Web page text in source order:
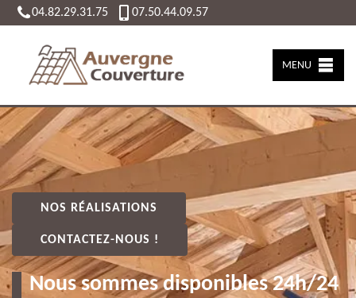
04.82.29.31.75 07.50.44.09.57
MENU
NOS RÉALISATIONS
CONTACTEZ-NOUS !
Nous sommes disponibles 24h/24